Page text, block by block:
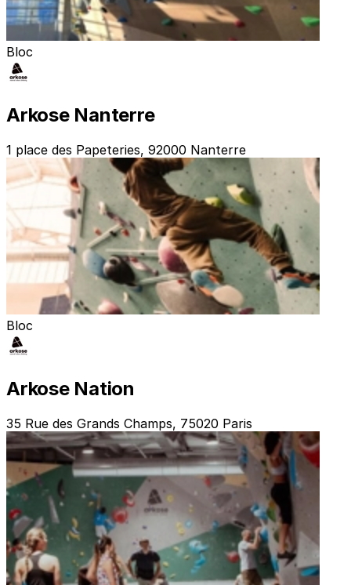
Bloc
Arkose Nanterre
1 place des Papeteries, 92000 Nanterre
Bloc
Arkose Nation
35 Rue des Grands Champs, 75020 Paris